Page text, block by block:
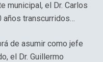
municipal, el Dr. Carlos
años transcurridos…
de asumir como jefe
el Dr. Guillermo